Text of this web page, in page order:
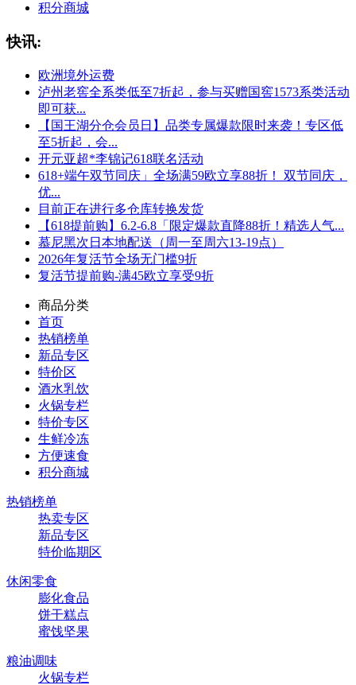
积分商城
快讯:
欧洲境外运费
泸州老窖全系类低至7折起，参与买赠国窖1573系类活动
即可获...
【国王湖分仓会员日】品类专属爆款限时来袭！专区低
至5折起，会...
开元亚超*李锦记618联名活动
618+端午双节同庆」全场满59欧立享88折！ 双节同庆，
优...
目前正在进行多仓库转换发货
【618提前购】6.2-6.8「限定爆款直降88折！精选人气...
慕尼黑次日本地配送（周一至周六13-19点）
2026年复活节全场无门槛9折
复活节提前购-满45欧立享受9折
商品分类
首页
热销榜单
新品专区
特价区
酒水乳饮
火锅专栏
特价专区
生鲜冷冻
方便速食
积分商城
热销榜单
热卖专区
新品专区
特价临期区
休闲零食
膨化食品
饼干糕点
蜜饯坚果
粮油调味
火锅专栏